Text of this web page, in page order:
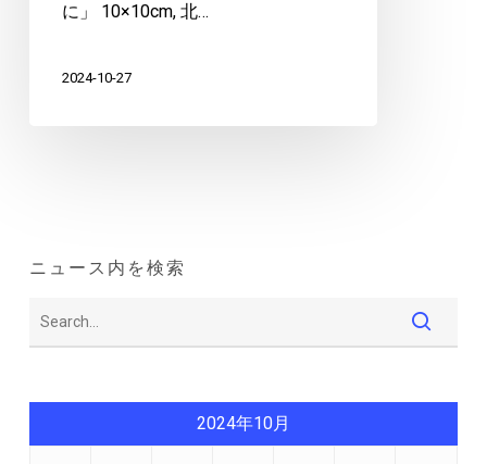
に」 10×10cm, 北…
2024-10-27
ニュース内を検索
2024年10月